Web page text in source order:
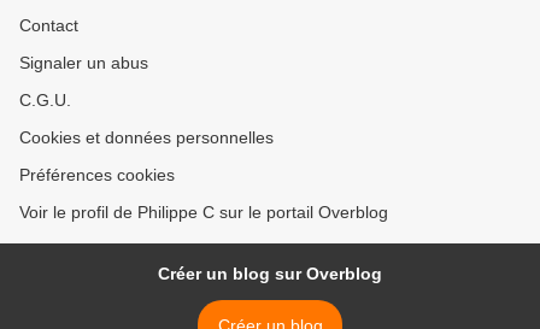
Contact
Signaler un abus
C.G.U.
Cookies et données personnelles
Préférences cookies
Voir le profil de Philippe C sur le portail Overblog
Créer un blog sur Overblog